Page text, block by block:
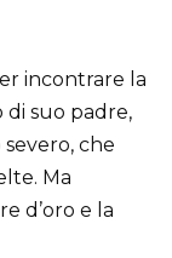
incontrare la
di suo padre,
che
Ma
d’oro e la